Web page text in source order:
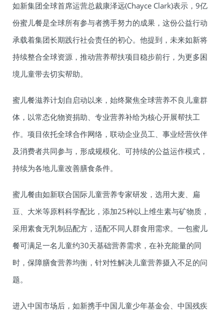
如新集团全球首席运营总裁康泽远(Chayce Clark)表示，9亿
份蜜儿餐是全球所有参与者携手努力的成果，这份公益行动
承载着集团长期践行社会责任的初心。他提到，未来如新将
持续整合全球资源，推动营养帮扶项目稳步前行，为更多困
境儿童带去切实帮助。
蜜儿餐滋养计划自启动以来，始终聚焦全球营养不良儿童群
体，以常态化物资捐助、专业营养补给为核心开展帮扶工
作。项目依托全球合作网络，联动企业员工、事业经营伙伴
及消费者共同参与，形成规模化、可持续的公益运作模式，
持续为各地儿童改善膳食条件。
蜜儿餐由如新联合国际儿童营养专家研发，选用大麦、扁
豆、大米等原料科学配比，添加25种以上维生素与矿物质，
采用素食无乳制品配方，适配不同人群食用需求。一包蜜儿
餐可满足一名儿童约30天基础营养需求，在补充能量的同
时，保障膳食营养均衡，针对性解决儿童营养摄入不足的问
题。
进入中国市场后，如新携手中国儿童少年基金会、中国残疾